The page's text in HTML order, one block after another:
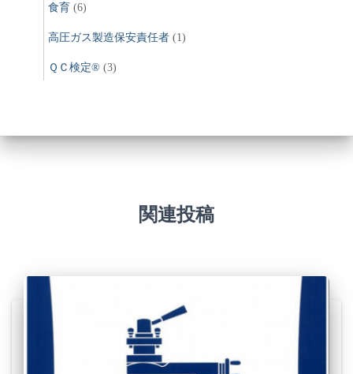
食育 (6)
高圧ガス製造保安責任者 (1)
ＱＣ検定® (3)
関連投稿